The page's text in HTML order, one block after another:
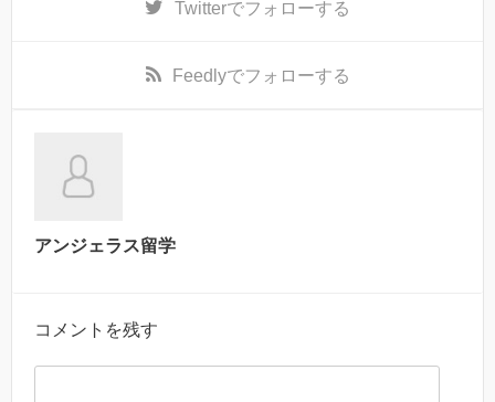
Twitterでフォローする
Feedlyでフォローする
アンジェラス留学
コメントを残す